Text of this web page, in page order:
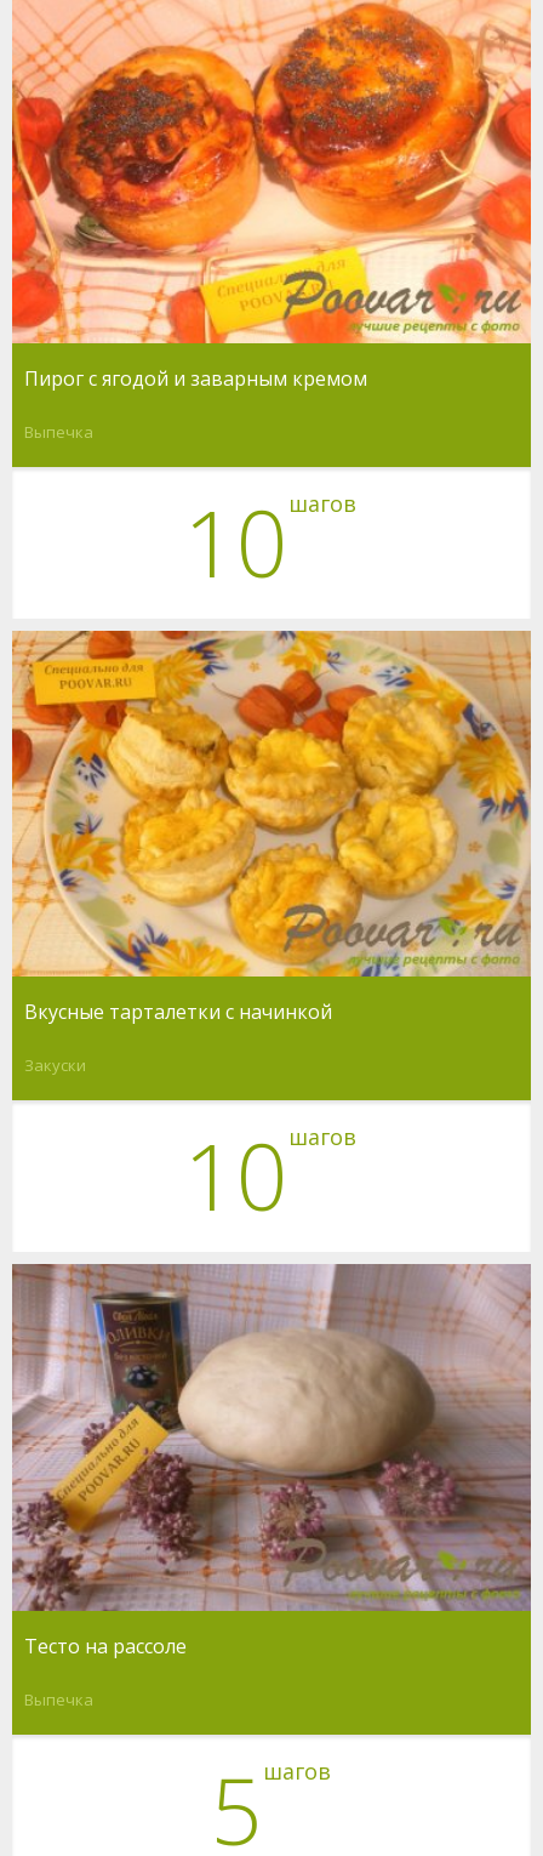
Пирог с ягодой и заварным кремом
Выпечка
10 шагов
Вкусные тарталетки с начинкой
Закуски
10 шагов
Тесто на рассоле
Выпечка
5 шагов